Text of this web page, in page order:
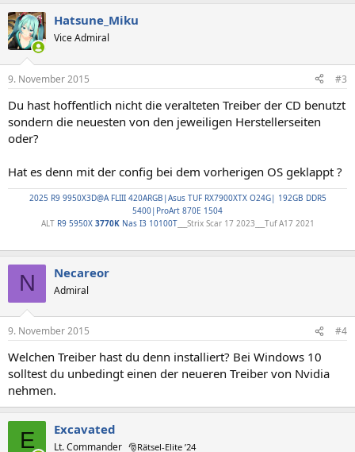
Hatsune_Miku
Vice Admiral
9. November 2015 #3
Du hast hoffentlich nicht die veralteten Treiber der CD benutzt
sondern die neuesten von den jeweiligen Herstellerseiten
oder?
Hat es denn mit der config bei dem vorherigen OS geklappt ?
2025 R9 9950X3D@A FLIII 420ARGB|Asus TUF RX7900XTX O24G| 192GB DDR5
5400|ProArt 870E 1504
ALTR9 5950X 3770K Nas I3 10100T___Strix Scar 17 2023___Tuf A17 2021
N Necareor
Admiral
9. November 2015 #4
Welchen Treiber hast du denn installiert? Bei Windows 10
solltest du unbedingt einen der neueren Treiber von Nvidia
nehmen.
E Excavated
Lt. Commander 🎅Rätsel-Elite ’24